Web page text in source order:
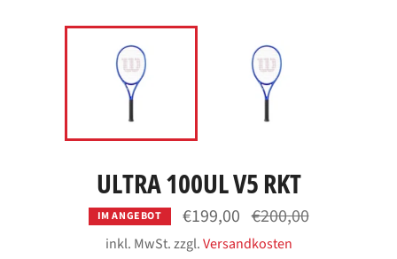
ULTRA 100UL V5 RKT
IM ANGEBOT €199,00 Normaler
Preis
€200,00
inkl. MwSt. zzgl.Versandkosten